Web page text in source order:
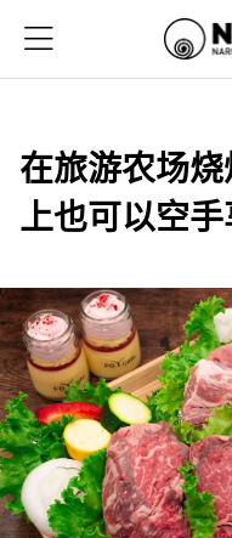
在旅游农场
上也可以空手